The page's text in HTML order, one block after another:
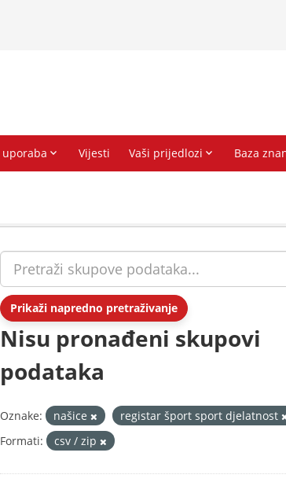
Prikaži napredno pretraživanje
Nisu pronađeni skupovi
podataka
Oznake: našice registar šport sport djelatnost
Formati:
csv / zip